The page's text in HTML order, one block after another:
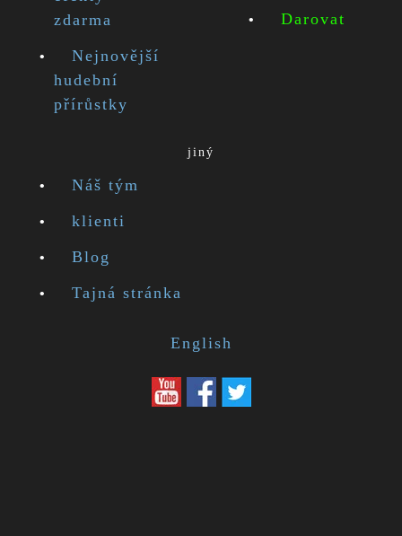
zdarma
Nejnovější
hudební
přírůstky
Darovat
jiný
Náš tým
klienti
Blog
Tajná stránka
English